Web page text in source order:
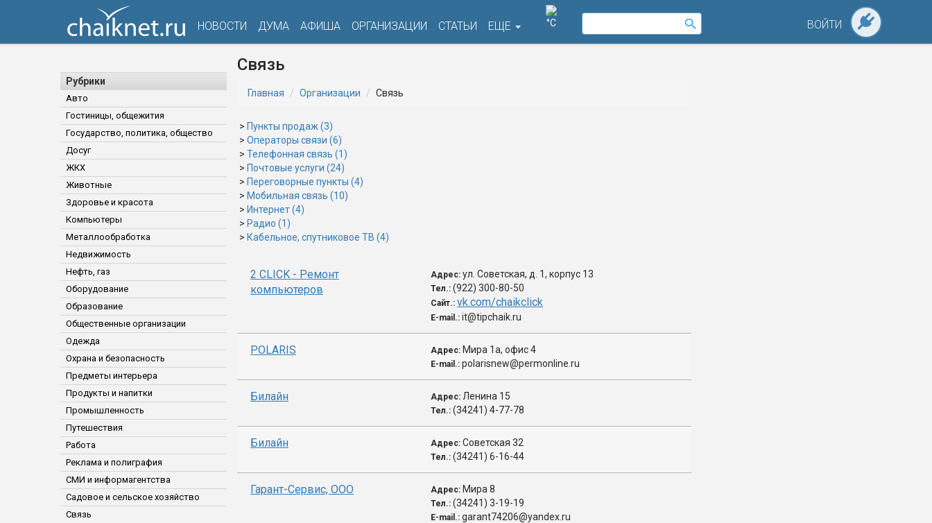
НОВОСТИ ДУМА АФИША ОРГАНИЗАЦИИ СТАТЬИ ЕЩЕ °C ВОЙТИ
Рубрики
Авто
Гостиницы, общежития
Государство, политика, общество
Досуг
ЖКХ
Животные
Здоровье и красота
Компьютеры
Металлообработка
Недвижимость
Нефть, газ
Оборудование
Образование
Общественные организации
Одежда
Охрана и безопасность
Предметы интерьера
Продукты и напитки
Промышленность
Путешествия
Работа
Реклама и полиграфия
СМИ и информагентства
Садовое и сельское хозяйство
Связь
Связь
Главная Организации Связь
> Пункты продаж (3)
> Операторы связи (6)
> Телефонная связь (1)
> Почтовые услуги (24)
> Переговорные пункты (4)
> Мобильная связь (10)
> Интернет (4)
> Радио (1)
> Кабельное, спутниковое ТВ (4)
2 CLICK - Ремонт
компьютеров
Адрес: ул. Советская, д. 1, корпус 13
Тел.: (922) 300-80-50
Сайт.: vk.com/chaikclick
E-mail.: it@tipchaik.ru
POLARIS Адрес: Мира 1а, офис 4
E-mail.: polarisnew@permonline.ru
Билайн Адрес: Ленина 15
Тел.: (34241) 4-77-78
Билайн Адрес: Советская 32
Тел.: (34241) 6-16-44
Гарант-Сервис, ООО Адрес: Мира 8
Тел.: (34241) 3-19-19
E-mail.: garant74206@yandex.ru